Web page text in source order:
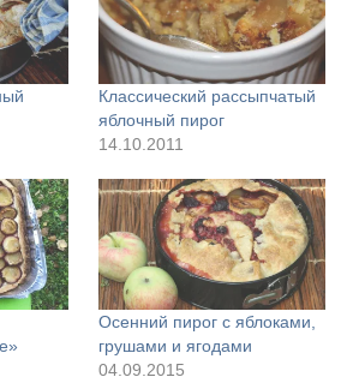
Классический рассыпчатый
яблочный пирог
14.10.2011
Осенний пирог с яблоками,
грушами и ягодами
04.09.2015